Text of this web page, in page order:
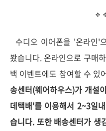
수디오 이어폰을 '온라인'
봤습니다. 온라인으로 구매
백 이벤트에도 참여할 수 있
송센터(웨어하우스)가 개설
데택배'를 이용해서 2~3일
습니다. 또한 배송센터가 생